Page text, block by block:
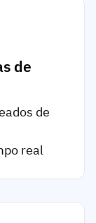
de
de
real